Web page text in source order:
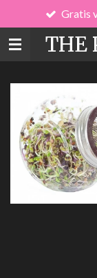
direct
naar
de
THE
Gratis